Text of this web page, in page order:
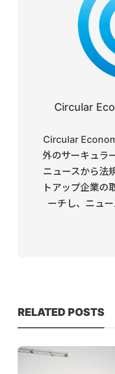
Circular
Circular
外のサーキュラ
ニュースから法
トアップ企業の
ーチし、ニュ
RELATED POSTS